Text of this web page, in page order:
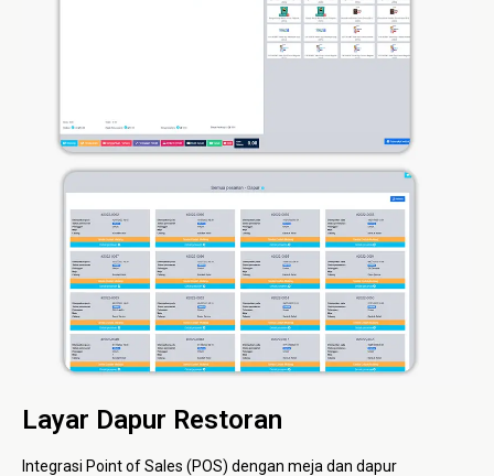
Layar Dapur Restoran
Integrasi Point of Sales (POS) dengan meja dan dapur